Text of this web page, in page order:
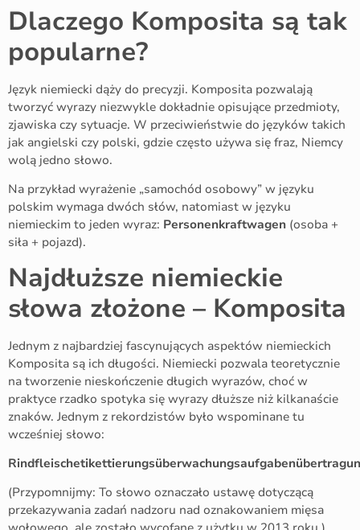
Dlaczego Komposita są tak
popularne?
Język niemiecki dąży do precyzji. Komposita pozwalają
tworzyć wyrazy niezwykle dokładnie opisujące przedmioty,
zjawiska czy sytuacje. W przeciwieństwie do języków takich
jak angielski czy polski, gdzie często używa się fraz, Niemcy
wolą jedno słowo.
Na przykład wyrażenie „samochód osobowy” w języku
polskim wymaga dwóch słów, natomiast w języku
niemieckim to jeden wyraz: Personenkraftwagen (osoba +
siła + pojazd).
Najdłuższe niemieckie
słowa złożone – Komposita
Jednym z najbardziej fascynujących aspektów niemieckich
Komposita są ich długości. Niemiecki pozwala teoretycznie
na tworzenie nieskończenie długich wyrazów, choć w
praktyce rzadko spotyka się wyrazy dłuższe niż kilkanaście
znaków. Jednym z rekordzistów było wspominane tu
wcześniej słowo:
(Przypomnijmy: To słowo oznaczało ustawę dotyczącą
przekazywania zadań nadzoru nad oznakowaniem mięsa